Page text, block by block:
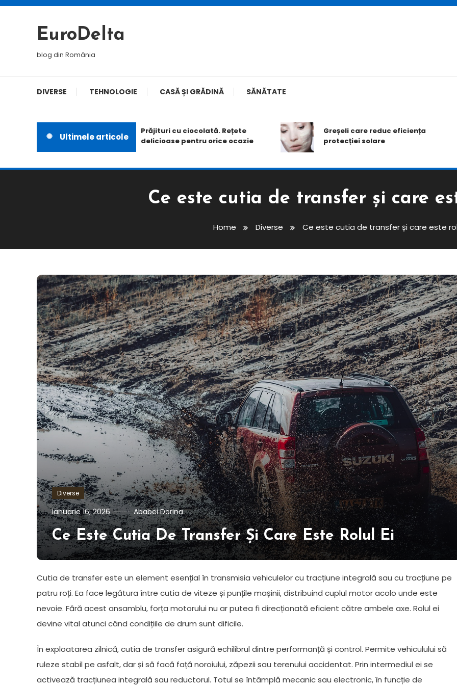
Skip
EuroDelta
blog din România
DIVERSE TEHNOLOGIE CASĂ ȘI GRĂDINĂ SĂNĂTATE
Ultimele articole
Prăjituri cu ciocolată. Rețete
delicioase pentru orice ocazie
Greșeli care reduc eficiența
protecției solare
Ce este cutia de transfer și care
Home Diverse Ce este cutia de transfer și care este
Diverse
ianuarie 16, 2026 Ababei Dorina
Ce Este Cutia De Transfer Și Care Este Rolul Ei
Cutia de transfer este un element esențial în transmisia vehiculelor cu tracțiune integrală sau cu tracțiune pe
patru roți. Ea face legătura între cutia de viteze și punțile mașinii, distribuind cuplul motor acolo unde este
nevoie. Fără acest ansamblu, forța motorului nu ar putea fi direcționată eficient către ambele axe. Rolul ei
devine vital atunci când condițiile de drum sunt dificile.
În exploatarea zilnică, cutia de transfer asigură echilibrul dintre performanță și control. Permite vehiculului să
ruleze stabil pe asfalt, dar și să facă față noroiului, zăpezii sau terenului accidentat. Prin intermediul ei se
activează tracțiunea integrală sau reductorul. Totul se întâmplă mecanic sau electronic, în funcție de